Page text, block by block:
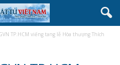
TP.HCM viếng tang lễ Hòa thượng Thích